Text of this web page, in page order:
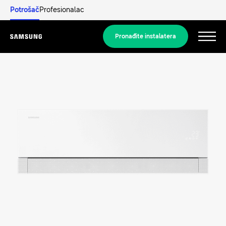
PotrošačProfesionalac
Menu
Pronađite instalatera